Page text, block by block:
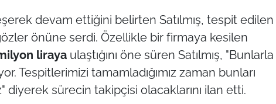
devam ettiğini belirten Satılmış, tespit edilen
önüne serdi. Özellikle bir firmaya kesilen
lirayaulaştığını öne süren Satılmış, "Bunlarla
Tespitlerimizi tamamladığımız zaman bunları
diyerek sürecin takipçisi olacaklarını ilan etti.